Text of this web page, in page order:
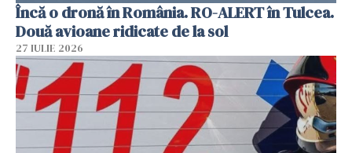
Încă o dronă în România. RO-ALERT în Tulcea.
Două avioane ridicate de la sol
27 IULIE 2026